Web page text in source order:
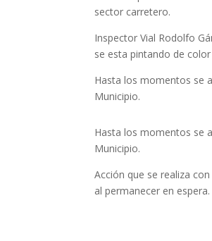
sector carretero.
Inspector Vial Rodolfo
se esta pintando de
Hasta los momentos se
Municipio.
Hasta los momentos se
Municipio.
Acción que se realiza
al permanecer en espera.